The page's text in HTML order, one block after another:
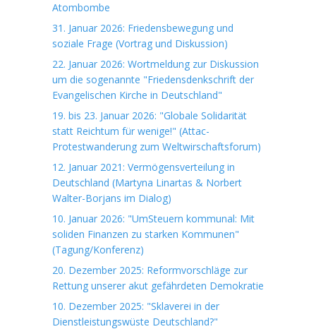
Atombombe
31. Januar 2026: Friedensbewegung und
soziale Frage (Vortrag und Diskussion)
22. Januar 2026: Wortmeldung zur Diskussion
um die sogenannte "Friedensdenkschrift der
Evangelischen Kirche in Deutschland"
19. bis 23. Januar 2026: "Globale Solidarität
statt Reichtum für wenige!" (Attac-
Protestwanderung zum Weltwirschaftsforum)
12. Januar 2021: Vermögensverteilung in
Deutschland (Martyna Linartas & Norbert
Walter-Borjans im Dialog)
10. Januar 2026: "UmSteuern kommunal: Mit
soliden Finanzen zu starken Kommunen"
(Tagung/Konferenz)
20. Dezember 2025: Reformvorschläge zur
Rettung unserer akut gefährdeten Demokratie
10. Dezember 2025: "Sklaverei in der
Dienstleistungswüste Deutschland?"